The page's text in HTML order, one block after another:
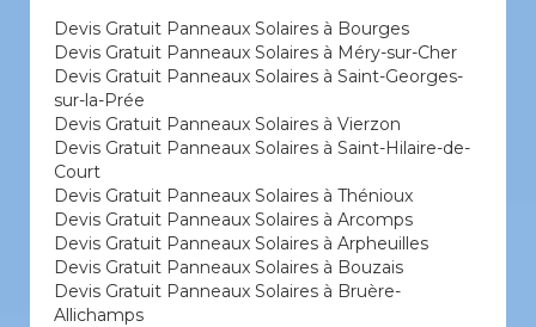
Devis Gratuit Panneaux Solaires à Bourges
Devis Gratuit Panneaux Solaires à Méry-sur-Cher
Devis Gratuit Panneaux Solaires à Saint-Georges-
sur-la-Prée
Devis Gratuit Panneaux Solaires à Vierzon
Devis Gratuit Panneaux Solaires à Saint-Hilaire-de-
Court
Devis Gratuit Panneaux Solaires à Thénioux
Devis Gratuit Panneaux Solaires à Arcomps
Devis Gratuit Panneaux Solaires à Arpheuilles
Devis Gratuit Panneaux Solaires à Bouzais
Devis Gratuit Panneaux Solaires à Bruère-
Allichamps